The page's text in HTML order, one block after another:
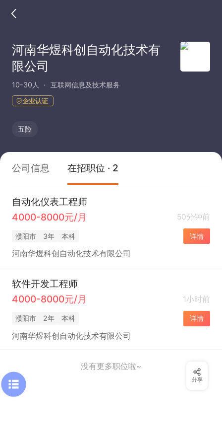
河南华煜科创自动化技术有
限公司
10-30人 互联网信息及技术服务
企业认证
五险
公司信息 在招职位 · 2
自动化仪表工程师
4000-8000元/月
50分钟前
濮阳市 3年 本科 详情
河南华煜科创自动化技术有限公司
软件开发工程师
4000-8000元/月
1小时前
濮阳市 2年 本科 详情
河南华煜科创自动化技术有限公司
没有更多职位啦~
分享